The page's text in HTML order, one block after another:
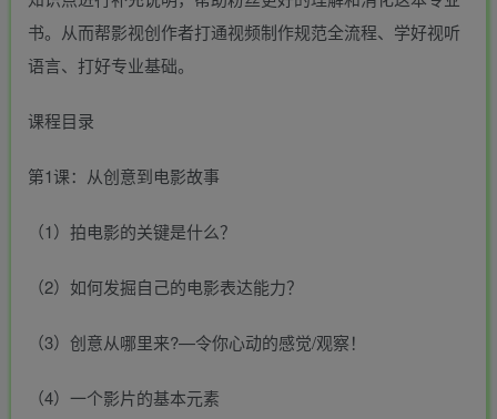
书。从而帮影视创作者打通视频制作规范全流程、学好视听
语言、打好专业基础。
课程目录
第1课：从创意到电影故事
（1）拍电影的关键是什么？
（2）如何发掘自己的电影表达能力？
（3）创意从哪里来?—令你心动的感觉/观察！
（4）一个影片的基本元素